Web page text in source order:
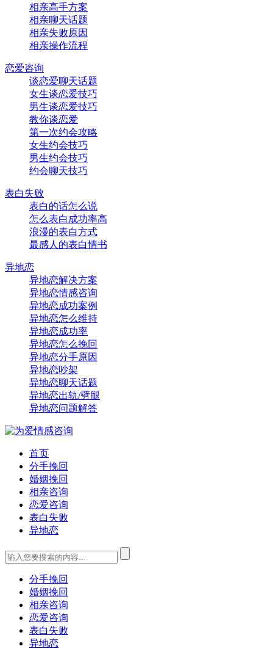
相亲高手方案
相亲聊天话题
相亲失败原因
相亲操作流程
恋爱咨询
谈恋爱聊天话题
女生谈恋爱技巧
男生谈恋爱技巧
教你谈恋爱
第一次约会攻略
女生约会技巧
男生约会技巧
约会聊天技巧
表白失败
表白的话怎么说
怎么表白成功率高
浪漫的表白方式
最感人的表白情书
异地恋
异地恋解决方案
异地恋情感咨询
异地恋成功案例
异地恋怎么维持
异地恋成功率
异地恋怎么挽回
异地恋分手原因
异地恋吵架
异地恋聊天话题
异地恋出轨/劈腿
异地恋问题解答
首页
分手挽回
婚姻挽回
相亲咨询
恋爱咨询
表白失败
异地恋
分手挽回
婚姻挽回
相亲咨询
恋爱咨询
表白失败
异地恋